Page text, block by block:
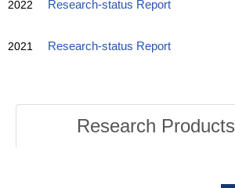
2022 Research-status Report
2021 Research-status Report
Research Products